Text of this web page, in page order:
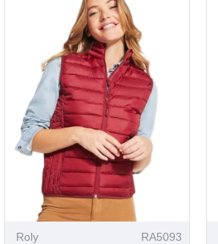
Roly RA5093